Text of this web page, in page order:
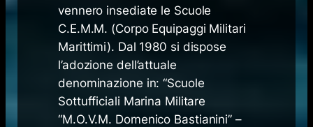
vennero insediate le Scuole
C.E.M.M. (Corpo Equipaggi Militari
Marittimi). Dal 1980 si dispose
l’adozione dell’attuale
denominazione in: “Scuole
Sottufficiali Marina Militare
“M.O.V.M. Domenico Bastianini” –